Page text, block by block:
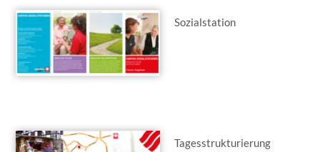
Sozialstation
Tagesstrukturierung